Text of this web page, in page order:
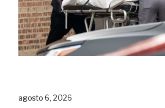
agosto 6, 2026